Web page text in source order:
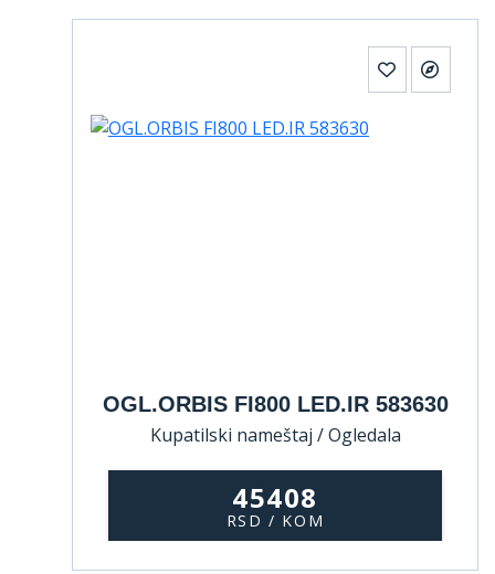
OGL.ORBIS FI800 LED.IR 583630
Kupatilski nameštaj / Ogledala
45408
RSD / KOM